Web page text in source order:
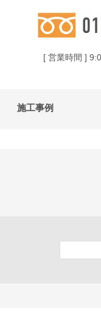
[ 営業時間 ]
施工事例